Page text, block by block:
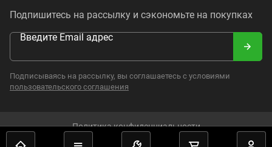
Подпишитесь на рассылку и сэкономьте на покупках
Введите Email адрес
Подписываясь на рассылку, вы соглашаетесь с условиями
пользовательского соглашения
Политика конфиденциальности
2008–2024. Russian Moto Catalogue. Все права защищены.